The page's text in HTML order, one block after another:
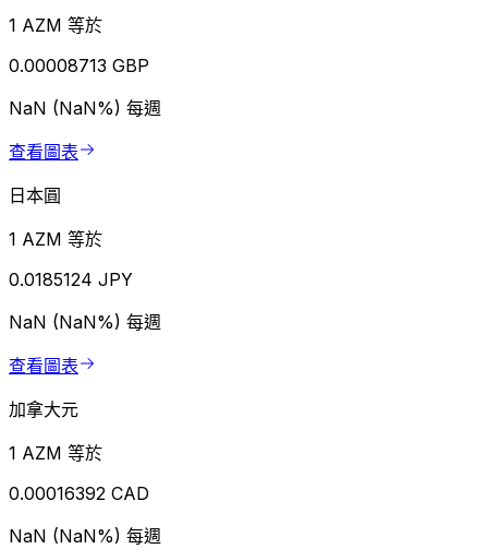
1 AZM 等於
0.00008713 GBP
NaN (NaN%) 每週
查看圖表
日本圓
1 AZM 等於
0.0185124 JPY
NaN (NaN%) 每週
查看圖表
加拿大元
1 AZM 等於
0.00016392 CAD
NaN (NaN%) 每週